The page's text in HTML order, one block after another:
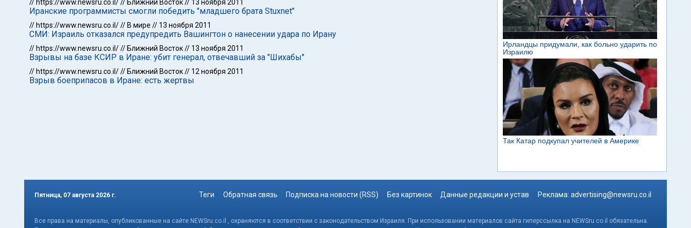
// https://www.newsru.co.il/// Ближний Восток// 13 ноября 2011
Иранские программисты смогли победить "младшего брата Stuxnet"
// https://www.newsru.co.il/// В мире // 13 ноября 2011
СМИ: Израиль отказался предупредить Вашингтон о нанесении удара по Ирану
// https://www.newsru.co.il/// Ближний Восток// 13 ноября 2011
Взрывы на базе КСИР в Иране: убит генерал, отвечавший за "Шихабы"
// https://www.newsru.co.il/// Ближний Восток// 12 ноября 2011
Взрыв боеприпасов в Иране: есть жертвы
Пятница, 07 августа 2026 г. Теги Обратная связь Подписка на новости (RSS) Без картинок Данные редакции и устав Реклама: advertising@newsru.co.il
Все права на материалы, опубликованные на сайте NEWSru.co.il , охраняются в соответствии с законодательством Израиля. При использовании материалов сайта гиперссылка на NEWSru.co.il обязательна.